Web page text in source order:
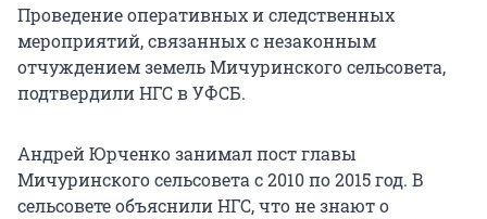
Проведение оперативных и следственных
мероприятий, связанных с незаконным
отчуждением земель Мичуринского сельсовета,
подтвердили НГС в УФСБ.
Андрей Юрченко занимал пост главы
Мичуринского сельсовета с 2010 по 2015 год. В
сельсовете объяснили НГС, что не знают о